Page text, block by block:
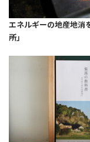
エネルギーの地産地消
所」